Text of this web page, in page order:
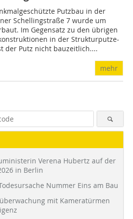
Putzbau in der
Schellingstraße 7 wurde um
Im Gegensatz zu den übrigen
in der Strukturputze-
der Putz nicht bauzeitlich....
mehr
Verena Hubertz auf der
in Berlin
Nummer Eins am Bau
mit Kameratürmen